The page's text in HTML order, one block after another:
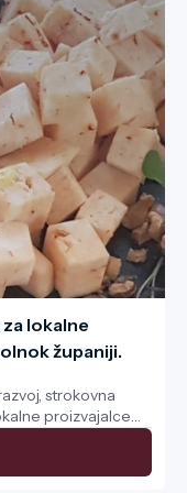
lokalne
županiji.
strokovna
proizvajalce